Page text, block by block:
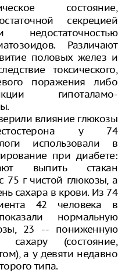
состояние,
секрецией
Различают
половых желез и
токсического,
поражения либо
гипоталамо-
влияние глюкозы
у 74
использовали в
при диабете:
выпить стакан
г чистой глюкозы, а
сахара в крови. Из 74
42 человека в
нормальную
23 -- пониженную
сахару (состояние,
а у девяти недавно
типа.